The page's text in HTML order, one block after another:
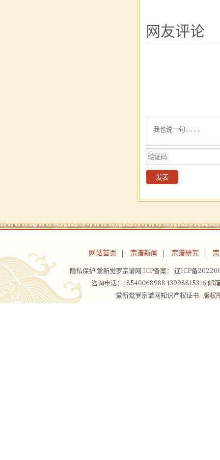
网友评论
网站首页 宗谱新闻 宗谱研究
隐私保护 爱新觉罗宗谱网 ICP备案： 辽ICP备
咨询电话：18540068988 13998815316
爱新觉罗宗谱网知识产权证书版权